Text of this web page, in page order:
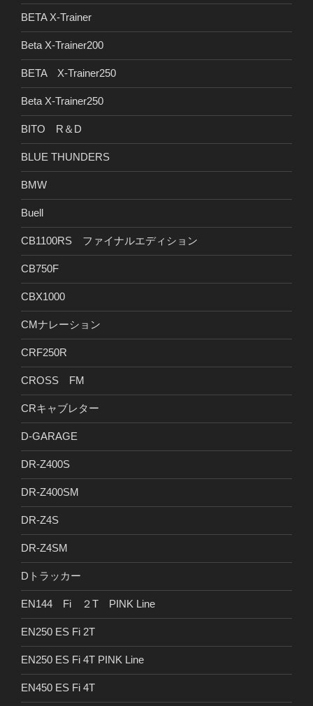
BETA X-Trainer
Beta X-Trainer200
BETA X-Trainer250
Beta X-Trainer250
BITO R＆D
BLUE THUNDERS
BMW
Buell
CB1100RS ファイナルエディション
CB750F
CBX1000
CMナレーション
CRF250R
CROSS FM
CRキャブレター
D-GARAGE
DR-Z400S
DR-Z400SM
DR-Z4S
DR-Z4SM
Dトラッカー
EN144 Fi ２T PINK Line
EN250 ES Fi 2T
EN250 ES Fi 4T PINK Line
EN450 ES Fi 4T